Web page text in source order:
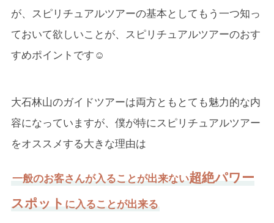
が、スピリチュアルツアーの基本としてもう一つ知っ
ておいて欲しいことが、スピリチュアルツアーのおす
すめポイントです☺
大石林山のガイドツアーは両方ともとても魅力的な内
容になっていますが、僕が特にスピリチュアルツアー
をオススメする大きな理由は
一般のお客さんが入ることが出来ない超絶パワー
スポット に入ることが出来る